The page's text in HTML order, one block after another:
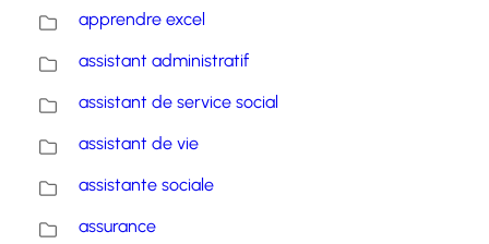
apprendre excel
assistant administratif
assistant de service social
assistant de vie
assistante sociale
assurance